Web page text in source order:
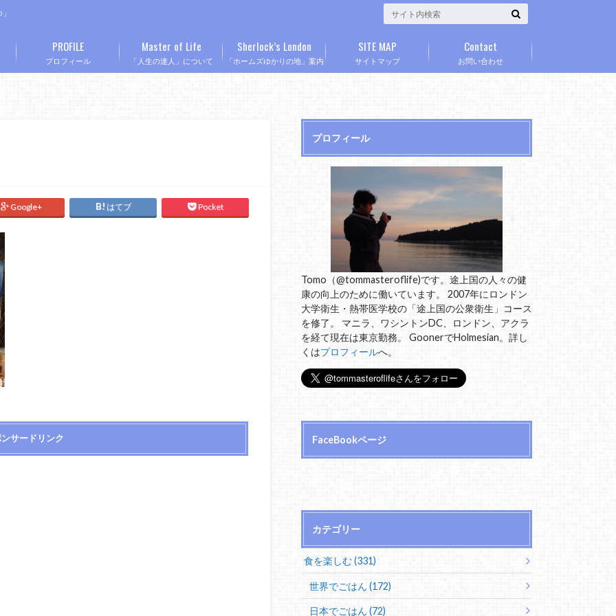
プロフィール
PROFILE
「人生の達人」について
Master of Life
「ホームズゆかりの地」案内
Sherlock’s London
サイトマップ
SITE MAP
お問い合わせ
Contact
Google+ はてブ Pocket
サードリンク
プロフィール
Tomo（@tommasteroflife)です。途上国の人々の健
康の向上のために働いています。 2007年にロンドン
大学衛生・熱帯医学校の「途上国の公衆衛生」コース
を修了。 マニラ、ワシントンDC、ロンドン、アクラ
を経て現在は東京勤務。 GoonerでHolmesian。詳し
くはプロフィールへ。
FaceBookページ
カテゴリー
食を楽しむ (331)
世界でごはん (172)
日本でごはん (72)